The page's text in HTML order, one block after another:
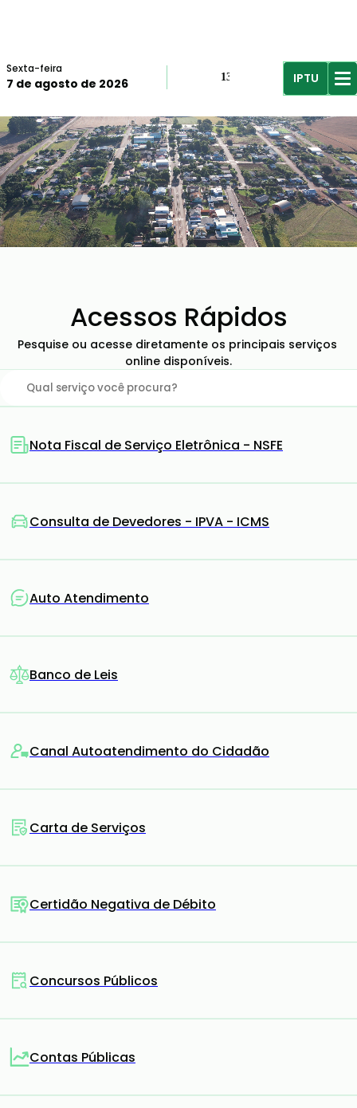
Sexta-feira
7 de agosto de 2026 13º
R$61,96IPTU
Acessos Rápidos
Pesquise ou acesse diretamente os principais serviços
online disponíveis.
Nota Fiscal de Serviço Eletrônica - NSFE
Consulta de Devedores - IPVA - ICMS
Auto Atendimento
Banco de Leis
Canal Autoatendimento do Cidadão
Carta de Serviços
Certidão Negativa de Débito
Concursos Públicos
Contas Públicas